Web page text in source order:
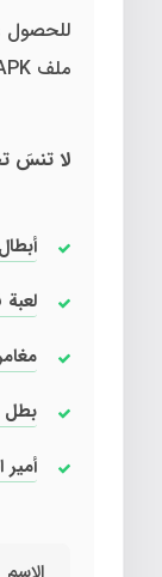
ملف APK جاهزاً للتحميل الفوري مع دليل تثبيت واضح يضمن لك الانطلاق في مغامرات عامر الأصيلة من أول لحظة بكامل القوة والحرية.
لا تنسَ
بطل